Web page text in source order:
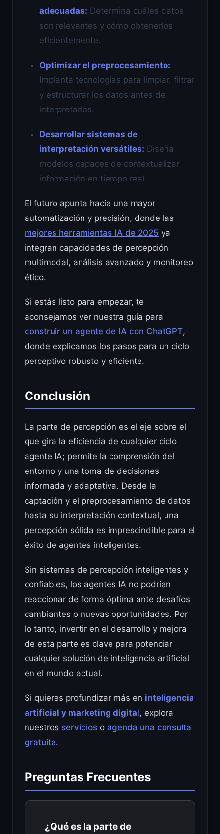
adecuadas: Determina cuáles datos
son relevantes y cómo obtenerlos
eficientemente.
Optimizar el preprocesamiento:
Implanta tecnologías para limpiar, filtrar
y estructurar los datos antes de
interpretarlos.
Desarrollar sistemas de
interpretación versátiles: Diseña
modelos capaces de contextualizar
información en tiempo real.
El futuro apunta hacia una mayor
automatización y precisión, donde las
mejores herramientas IA de 2025 ya
integran capacidades de percepción
multimodal, análisis avanzado y monitoreo
ético.
Si estás listo para empezar, te
aconsejamos ver nuestra guía para
construir un agente de IA con ChatGPT,
donde explicamos los pasos para un ciclo
perceptivo robusto y eficiente.
Conclusión
La parte de percepción es el eje sobre el
que gira la eficiencia de cualquier ciclo
agente IA; permite la comprensión del
entorno y una toma de decisiones
informada y adaptativa. Desde la
captación y el preprocesamiento de datos
hasta su interpretación contextual, una
percepción sólida es imprescindible para el
éxito de agentes inteligentes.
Sin sistemas de percepción inteligentes y
confiables, los agentes IA no podrían
reaccionar de forma óptima ante desafíos
cambiantes o nuevas oportunidades. Por
lo tanto, invertir en el desarrollo y mejora
de esta parte es clave para potenciar
cualquier solución de inteligencia artificial
en el mundo actual.
Si quieres profundizar más en inteligencia
artificial y marketing digital, explora
nuestros servicios o agenda una consulta
gratuita.
Preguntas Frecuentes
¿Qué es la parte de